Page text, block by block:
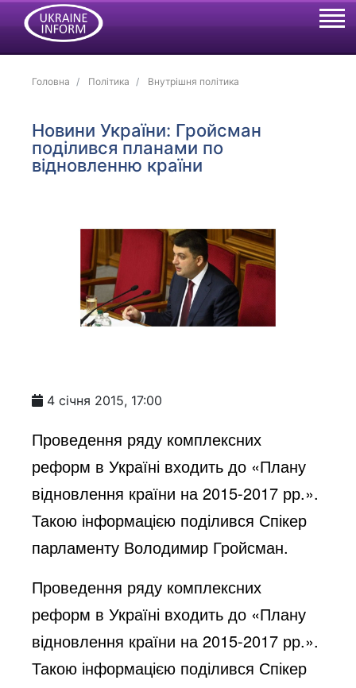
Головна Політика Внутрішня політика
Новини України: Гройсман
поділився планами по
відновленню країни
4 січня 2015, 17:00
Проведення ряду комплексних
реформ в Україні входить до «Плану
відновлення країни на 2015-2017 рр.».
Такою інформацією поділився Спікер
парламенту Володимир Гройсман.
Проведення ряду комплексних
реформ в Україні входить до «Плану
відновлення країни на 2015-2017 рр.».
Такою інформацією поділився Спікер